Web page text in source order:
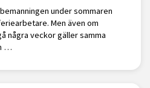
under sommaren
Men även om
några veckor gäller samma
…